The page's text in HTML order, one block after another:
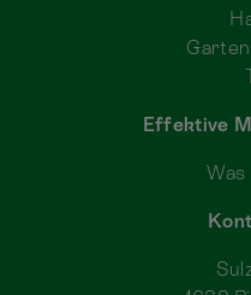
Effektive
Was